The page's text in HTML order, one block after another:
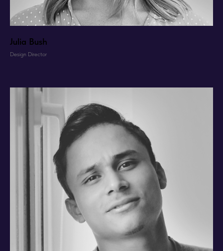
Julia Bush
Design Director